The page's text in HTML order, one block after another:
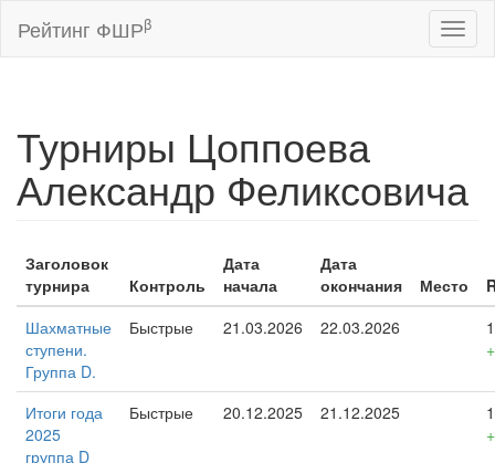
Рейтинг ФШРβ
Турниры Цоппоева
Александр Феликсовича
Заголовок
турнира
Контроль
Дата
начала
Дата
окончания
Место
Шахматные
ступени.
Группа D.
Быстрые 21.03.2026 22.03.2026
Итоги года
2025
группа D
Быстрые 20.12.2025 21.12.2025